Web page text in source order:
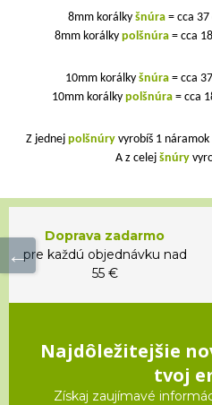
8mm korálky šnúra = cca
8mm korálky polšnúra = cca
10mm korálky šnúra= cca
10mm korálky polšnúra= cca
Z jednej polšnúry vyrobíš 1
A z celej šnúry
Doprava zadarmo
pre každú objednávku nad
55 €
Najdôležitejšie
tvoj
Získaj zaujímavé